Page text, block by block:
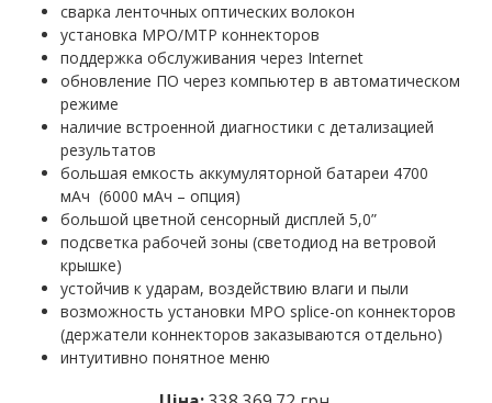
сварка ленточных оптических волокон
установка MPO/MTP коннекторов
поддержка обслуживания через Internet
обновление ПО через компьютер в автоматическом
режиме
наличие встроенной диагностики с детализацией
результатов
большая емкость аккумуляторной батареи 4700
мАч (6000 мАч – опция)
большой цветной сенсорный дисплей 5,0”
подсветка рабочей зоны (светодиод на ветровой
крышке)
устойчив к ударам, воздействию влаги и пыли
возможность установки MPO splice-on коннекторов
(держатели коннекторов заказываются отдельно)
интуитивно понятное меню